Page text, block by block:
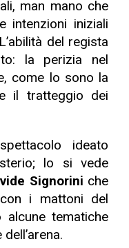
man mano che
intenzioni iniziali
del regista
la perizia nel
come lo sono la
il tratteggio dei
ideato
lo si vede
Signorini che
i mattoni del
tematiche